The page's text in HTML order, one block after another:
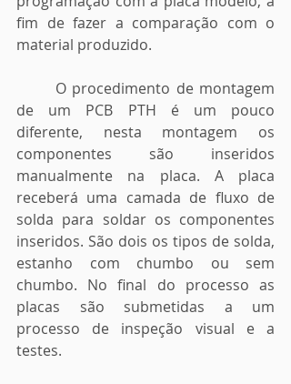
fim de fazer a comparação com o
material produzido.
de um PCB PTH é um pouco
diferente, nesta montagem os
componentes são inseridos
manualmente na placa. A placa
receberá uma camada de fluxo de
solda para soldar os componentes
inseridos. São dois os tipos de solda,
estanho com chumbo ou sem
chumbo. No final do processo as
placas são submetidas a um
processo de inspeção visual e a
testes.